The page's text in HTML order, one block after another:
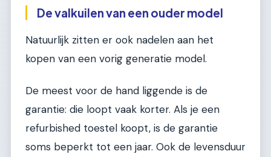
De valkuilen van een ouder model
Natuurlijk zitten er ook nadelen aan het
kopen van een vorig generatie model.
De meest voor de hand liggende is de
garantie: die loopt vaak korter. Als je een
refurbished toestel koopt, is de garantie
soms beperkt tot een jaar. Ook de levensduur